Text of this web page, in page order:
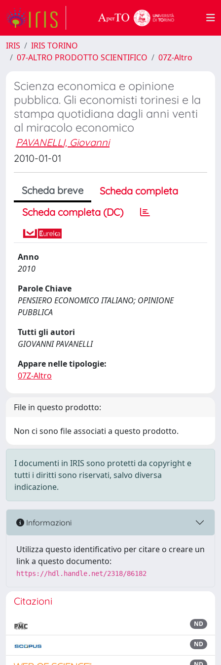
IRIS
IRIS TORINO
07-ALTRO PRODOTTO SCIENTIFICO
07Z-Altro
Scienza economica e opinione
pubblica. Gli economisti torinesi e la
stampa quotidiana dagli anni venti
al miracolo economico
PAVANELLI, Giovanni
2010-01-01
Scheda breve
Scheda completa
Scheda completa (DC)
Anno
2010
Parole Chiave
PENSIERO ECONOMICO ITALIANO; OPINIONE
PUBBLICA
Tutti gli autori
GIOVANNI PAVANELLI
Appare nelle tipologie:
07Z-Altro
File in questo prodotto:
Non ci sono file associati a questo prodotto.
I documenti in IRIS sono protetti da copyright e
tutti i diritti sono riservati, salvo diversa
indicazione.
Informazioni
Utilizza questo identificativo per citare o creare un
link a questo documento:
https://hdl.handle.net/2318/86182
Citazioni
ND
ND